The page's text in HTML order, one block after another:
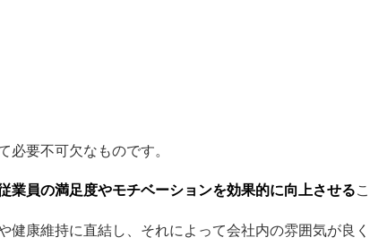
要不可欠なものです。
業員の満足度やモチベーションを効果的に向上させる
健康維持に直結し、それによって会社内の雰囲気が良